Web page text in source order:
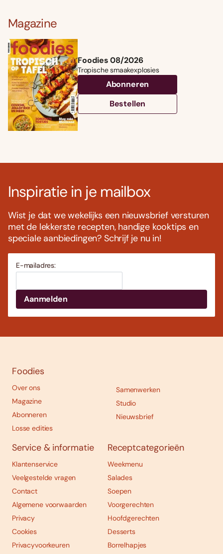
Magazine
Foodies 08/2026
Tropische smaakexplosies
Abonneren
Bestellen
Inspiratie in je mailbox
Wist je dat we wekelijks een nieuwsbrief versturen
met de lekkerste recepten, handige kooktips en
speciale aanbiedingen? Schrijf je nu in!
E-mailadres:
Foodies
Over ons
Magazine
Abonneren
Losse edities
Samenwerken
Studio
Nieuwsbrief
Service & informatie
Klantenservice
Veelgestelde vragen
Contact
Algemene voorwaarden
Privacy
Cookies
Privacyvoorkeuren
Receptcategorieën
Weekmenu
Salades
Soepen
Voorgerechten
Hoofdgerechten
Desserts
Borrelhapjes